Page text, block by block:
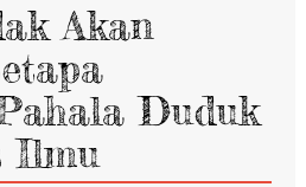
Akan
Duduk
Ilmu